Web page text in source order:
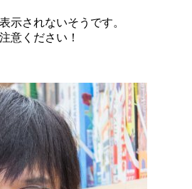
示されないそうです。
意ください！